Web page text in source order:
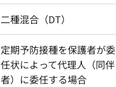
二種混合（DT）
定期予防接種を保護者が委
任状によって代理人（同伴
者）に委任する場合